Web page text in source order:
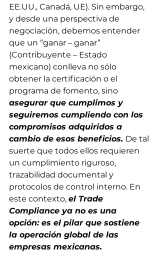
EE.UU., Canadá, UE). Sin embargo,
y desde una perspectiva de
negociación, debemos entender
que un “ganar – ganar”
(Contribuyente – Estado
mexicano) conlleva no sólo
obtener la certificación o el
programa de fomento, sino
asegurar que cumplimos y
seguiremos cumpliendo con los
compromisos adquiridos a
cambio de esos beneficios. De tal
suerte que todos ellos requieren
un cumplimiento riguroso,
trazabilidad documental y
protocolos de control interno. En
este contexto, el Trade
Compliance ya no es una
opción: es el pilar que sostiene
la operación global de las
empresas mexicanas.